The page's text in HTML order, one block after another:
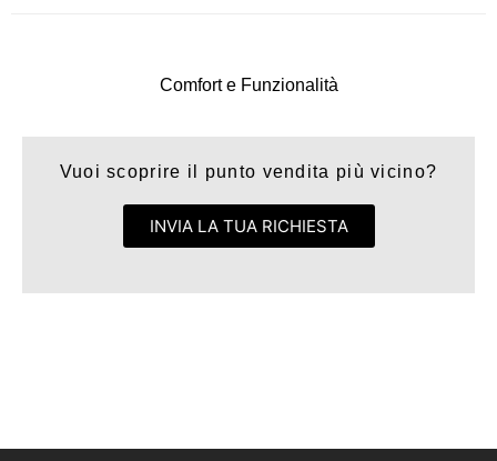
Comfort e Funzionalità
Vuoi scoprire il punto vendita più vicino?
INVIA LA TUA RICHIESTA